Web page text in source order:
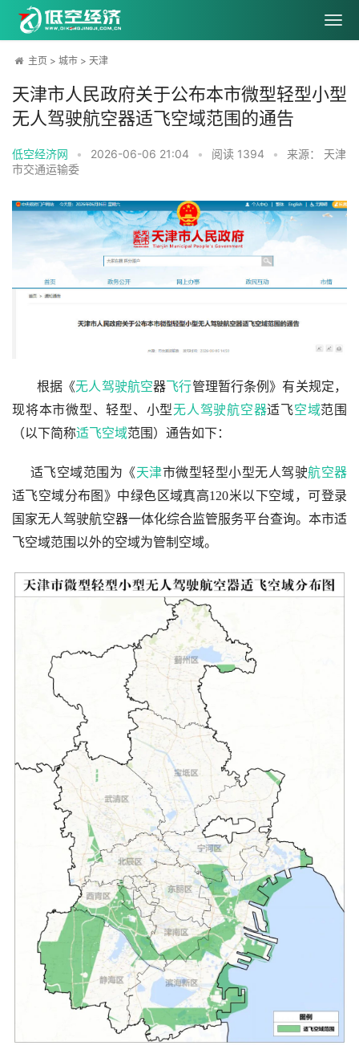
主页 > 城市 > 天津
天津市人民政府关于公布本市微型轻型小型
无人驾驶航空器适飞空域范围的通告
低空经济网 • 2026-06-06 21:04 • 阅读 1394 •
来源： 天津
市交通运输委
根据《无人驾驶航空器飞行管理暂行条例》有关规定，
现将本市微型、轻型、小型无人驾驶航空器适飞空域范围
（以下简称适飞空域范围）通告如下：
适飞空域范围为《天津市微型轻型小型无人驾驶航空器
适飞空域分布图》中绿色区域真高120米以下空域，可登录
国家无人驾驶航空器一体化综合监管服务平台查询。本市适
飞空域范围以外的空域为管制空域。